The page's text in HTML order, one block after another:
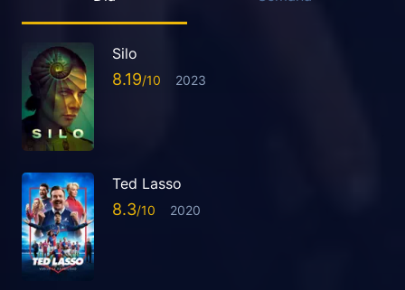
Silo
8.19 2023
Ted Lasso
8.3 2020